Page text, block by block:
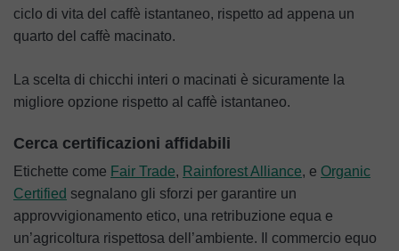
ciclo di vita del caffè istantaneo, rispetto ad appena un
quarto del caffè macinato.
La scelta di chicchi interi o macinati è sicuramente la
migliore opzione rispetto al caffè istantaneo.
Cerca certificazioni affidabili
Etichette come Fair Trade, Rainforest Alliance, e Organic
Certified segnalano gli sforzi per garantire un
approvvigionamento etico, una retribuzione equa e
un’agricoltura rispettosa dell’ambiente. Il commercio equo